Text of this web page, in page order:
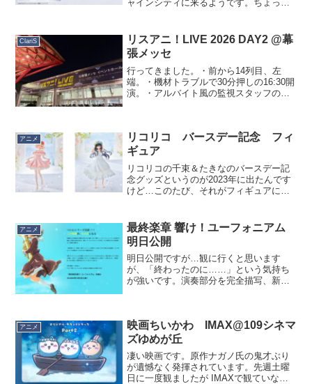
ャインシティに来るようです。ちょっと
す。
ClariS
リスアニ！LIVE 2026 DAY2 @幕
張メッセ
行ってきました。・前から14列目、左
端。・機材トラブルで30分押しの16:30開
演。・アルバイト風の監視スタッフの目
うで（円盤化は今...
アニメ
リコリコ バースデー記念 フィ
ギュア
リコリコの千束＆たきなのバースデー記
念グッズというのが2023年に出たんです
けど…このたび、それがフィギュアにな
らそりゃそうか。しかもフィギュア化に
あたって、...
アニメ
最終楽章 響け！ユーフォニアム
明日公開
明日公開ですが…観に行くと思います
が、「終わったのに……」という気持ち
が強いです。演奏部分を完全描写、新カ
春、うちの娘が偶然にも中学に入...
アニメ
映画ちいかわ IMAX@109シネマ
ズゆめが丘
凄い映画です。原作ナガノ氏の鬼才ぶり
が遺憾なく発揮されています。先週土曜
日に一度観ましたが IMAXで観ていない